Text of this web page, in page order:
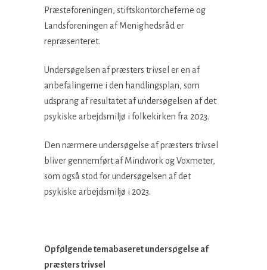
Præsteforeningen, stiftskontorcheferne og
Landsforeningen af Menighedsråd er
repræsenteret.
Undersøgelsen af præsters trivsel er en af
anbefalingerne i den handlingsplan, som
udsprang af resultatet af undersøgelsen af det
psykiske arbejdsmiljø i folkekirken fra 2023.
Den nærmere undersøgelse af præsters trivsel
bliver gennemført af Mindwork og Voxmeter,
som også stod for undersøgelsen af det
psykiske arbejdsmiljø i 2023.
Opfølgende temabaseret undersøgelse af
præsters trivsel